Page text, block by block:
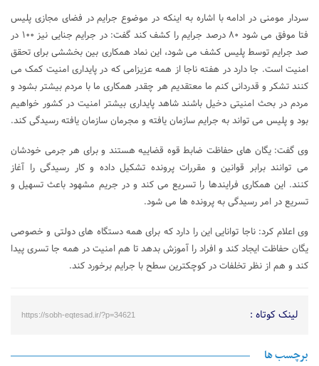
سردار مومنی در ادامه با اشاره به اینکه در موضوع جرایم در فضای مجازی پلیس
فتا موفق می شود ۸۰ درصد جرایم را کشف کند گفت: در جرایم جنایی نیز ۱۰۰ در
صد جرایم توسط پلیس کشف می شود، این نماد همکاری بین بخششی برای تحقق
امنیت است. جا دارد در هفته ناجا از همه عزیزامی که در پایداری امنیت کمک می
کنند تشکر و قدردانی کنم ما معتقدیم هر چقدر همکاری ما با مردم بیشتر بشود و
مردم در بحث امنیتی دخیل باشند شاهد پایداری بیشتر امنیت در کشور خواهیم
بود و پلیس می تواند به جرایم سازمان یافته و مجرمان سازمان یافته رسیدگی کند.
وی گفت: یگان های حفاظت ضابط قوه قضاییه هستند و برای هر جرمی خودشان
می توانند برابر قوانین و مقررات پرونده تشکیل داده و کار رسیدگی را آغاز
کنند. این همکاری فرایندها را تسریع می کند و در جریم مشهود باعث تسهیل و
تسریع در امر رسیدگی به پرونده ها می شود.
وی اعلام کرد: ناجا توانایی این را دارد که برای همه دستگاه های دولتی و خصوصی
یگان حفاظت ایجاد کند و افراد را آموزش بدهد تا هم امنیت در همه جا تسری پیدا
کند و هم از نظر تخلفات در کوچکترین سطح با جرایم برخورد کند.
لینک کوتاه : https://sobh-eqtesad.ir/?p=34621
برچسب ها